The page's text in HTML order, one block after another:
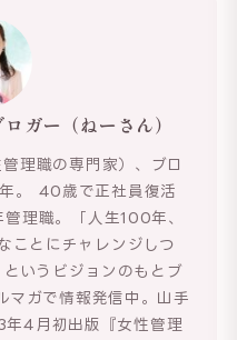
ガー（ねーさん）
理職の専門家）、ブロ
。 40歳で正社員復活
理職。「人生100年、
ことにチャレンジしつ
いうビジョンのもとブ
マガで情報発信中。山手
4月初出版『女性管理